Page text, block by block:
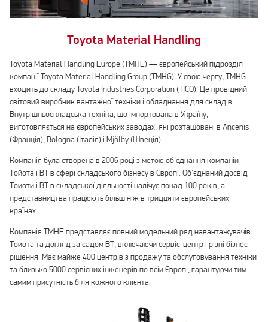
Toyota Material Handling
Toyota Material Handling Europe (TMHE) — європейський підрозділ
компанії Toyota Material Handling Group (TMHG). У свою чергу, TMHG —
входить до складу Toyota Industries Corporation (TICO). Це провідний
світовий виробник вантажної техніки і обладнання для складів.
Внутрішньоскладська техніка, що імпортована в Україну,
виготовляється на європейських заводах, які розташовані в Ancenis
(Франція), Bologna (Італія) і Mjölby (Швеція).
Компанія була створена в 2006 році з метою об'єднання компаній
Тойота і ВТ в сфері складського бізнесу в Європі. Об'єднаний досвід
Тойоти і ВТ в складської діяльності налічує понад 100 років, а
представництва працюють більш ніж в тридцяти європейських
країнах.
Компанія ТМНЕ представляє повний модельний ряд навантажувачів
Тойота та догляд за садом ВТ, включаючи сервіс-центр і різні бізнес-
рішення. Має майже 400 центрів з продажу та обслуговування техніки
та близько 5000 сервісних інженерів по всій Європі, гарантуючи тим
самим присутність біля кожного клієнта.